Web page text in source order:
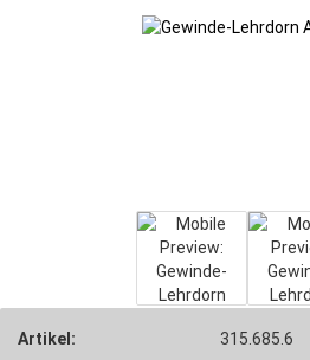
Artikel:
315.685.6